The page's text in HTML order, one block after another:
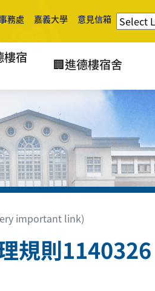
務處 嘉義大學 意見信箱
宿
🏢進德樓宿舍
important link)
規則1140326